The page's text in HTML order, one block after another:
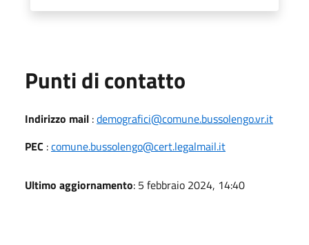
Punti di contatto
Indirizzo mail :demografici@comune.bussolengo.vr.it
PEC :comune.bussolengo@cert.legalmail.it
Ultimo aggiornamento: 5 febbraio 2024, 14:40